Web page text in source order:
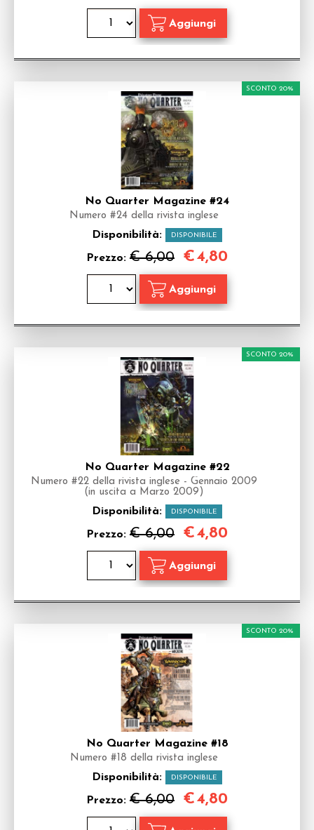
No Quarter Magazine #24
Numero #24 della rivista inglese
Disponibilità: DISPONIBILE
Prezzo: € 6,00
SCONTO 20%
€4,80
No Quarter Magazine #22
Numero #22 della rivista inglese - Gennaio 2009
(in uscita a Marzo 2009)
Disponibilità: DISPONIBILE
Prezzo: € 6,00
SCONTO 20%
€4,80
No Quarter Magazine #18
Numero #18 della rivista inglese
Disponibilità: DISPONIBILE
Prezzo: € 6,00
SCONTO 20%
€4,80